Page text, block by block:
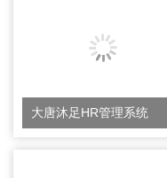
大唐沐足HR管理系统